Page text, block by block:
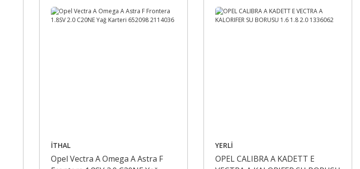
İTHAL
Opel Vectra A Omega A Astra F
YERLİ
OPEL CALIBRA A KADETT E